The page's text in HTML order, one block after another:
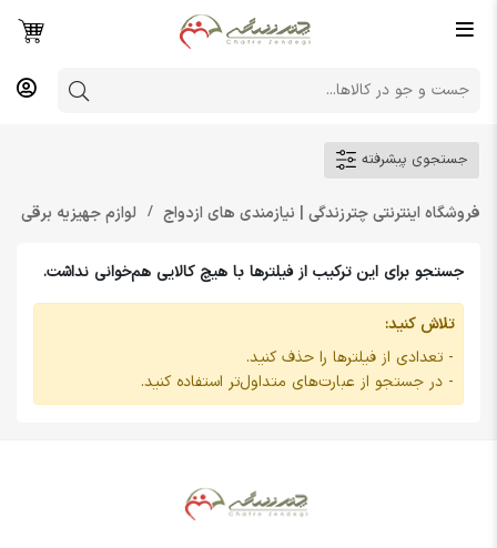
جستجوی پیشرفته
فروشگاه اینترنتی چترزندگی | نیازمندی های ازدواج لوازم جهیزیه برقی
جستجو برای این ترکیب از فیلترها با هیچ کالایی هم‌خوانی نداشت.
تلاش کنید:
- تعدادی از فیلترها را حذف کنید.
- در جستجو از عبارت‌های متداول‌تر استفاده کنید.